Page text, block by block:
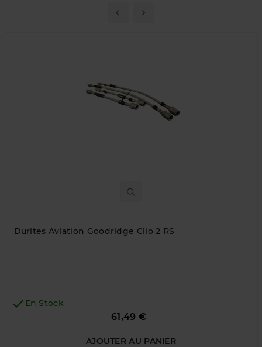
Durites Aviation Goodridge Clio 2 RS
 En Stock
61,49 €
AJOUTER AU PANIER